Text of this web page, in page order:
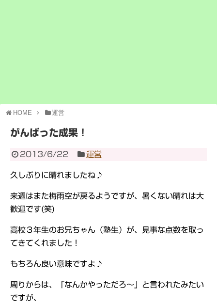
HOME 運営
がんばった成果！
2013/6/22 運営
久しぶりに晴れましたね♪
来週はまた梅雨空が戻るようですが、暑くない晴れは大
歓迎です(笑)
高校３年生のお兄ちゃん（塾生）が、見事な点数を取っ
てきてくれました！
もちろん良い意味ですよ♪
周りからは、「なんかやっただろ～」と言われたみたい
ですが、